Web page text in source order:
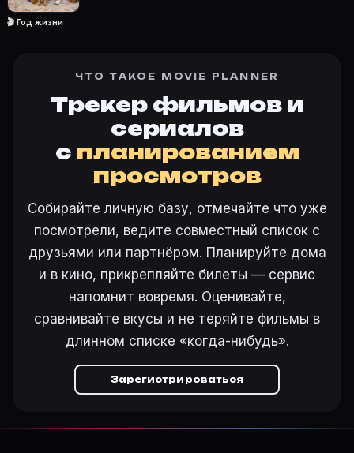
Другие карточки: Фильм 77647·Фильм 24287
Войти в кабинет— сохранить «Год жизни» в свою
🎬 Год жизни
ЧТО ТАКОЕ MOVIE PLANNER
Трекер фильмов и
сериалов
с планированием
просмотров
Собирайте личную базу, отмечайте что уже
посмотрели, ведите совместный список с
друзьями или партнёром. Планируйте дома
и в кино, прикрепляйте билеты — сервис
напомнит вовремя. Оценивайте,
сравнивайте вкусы и не теряйте фильмы в
длинном списке «когда-нибудь».
Зарегистрироваться